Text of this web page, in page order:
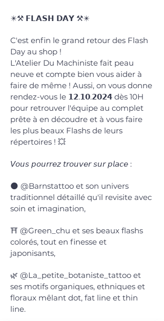
✴️⚒️ 𝗙𝗟𝗔𝗦𝗛 𝗗𝗔𝗬 ⚒️✴️
C'est enfin le grand retour des Flash
Day au shop !
L'Atelier Du Machiniste fait peau
neuve et compte bien vous aider à
faire de même ! Aussi, on vous donne
rendez-vous le 𝟭𝟮.𝟭𝟬.𝟮𝟬𝟮𝟰 dès 10H
pour retrouver l'équipe au complet
prête à en découdre et à vous faire
les plus beaux Flashs de leurs
répertoires ! 💥
𝘝𝘰𝘶𝘴 𝘱𝘰𝘶𝘳𝘳𝘦𝘻 𝘵𝘳𝘰𝘶𝘷𝘦𝘳 𝘴𝘶𝘳 𝘱𝘭𝘢𝘤𝘦 :
🌑 @Barnstattoo et son univers
traditionnel détaillé qu'il revisite avec
soin et imagination,
⛩️ @Green_chu et ses beaux flashs
colorés, tout en finesse et
japonisants,
🌿 @La_petite_botaniste_tattoo et
ses motifs organiques, ethniques et
floraux mêlant dot, fat line et thin
line.